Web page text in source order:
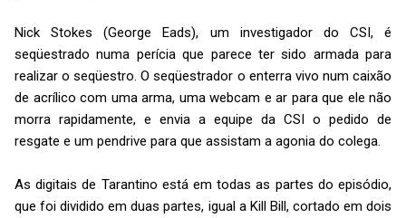
Nick Stokes (George Eads), um investigador do CSI, é
seqüestrado numa perícia que parece ter sido armada para
realizar o seqüestro. O seqüestrador o enterra vivo num caixão
de acrílico com uma arma, uma webcam e ar para que ele não
morra rapidamente, e envia a equipe da CSI o pedido de
resgate e um pendrive para que assistam a agonia do colega.
As digitais de Tarantino está em todas as partes do episódio,
que foi dividido em duas partes, igual a Kill Bill, cortado em dois